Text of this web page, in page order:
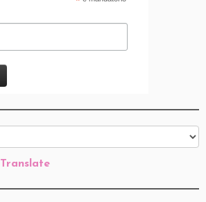
Translate